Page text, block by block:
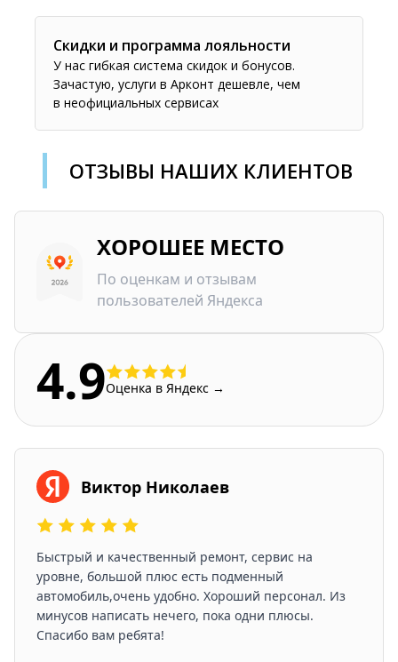
Скидки и программа лояльности
У нас гибкая система скидок и бонусов.
Зачастую, услуги в Арконт дешевле, чем
в неофициальных сервисах
ОТЗЫВЫ НАШИХ КЛИЕНТОВ
ХОРОШЕЕ МЕСТО
По оценкам и отзывам
пользователей Яндекса
4.9Оценка в Яндекс →
Виктор Николаев
Быстрый и качественный ремонт, сервис на
уровне, большой плюс есть подменный
автомобиль,очень удобно. Хороший персонал. Из
минусов написать нечего, пока одни плюсы.
Спасибо вам ребята!